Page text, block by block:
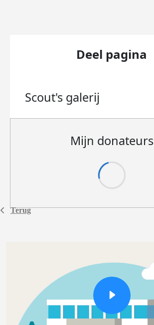
Terug
Deel pagina
Scout's galerij
Mijn donateurs